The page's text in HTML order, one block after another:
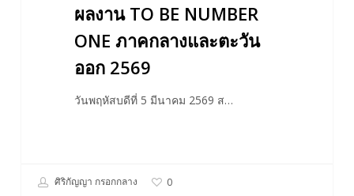
ผลงาน TO BE NUMBER
ONE ภาคกลางและตะวัน
ออก 2569
วันพฤหัสบดีที่ 5 มีนาคม 2569 ส…
ศิริกัญญา กรอกกลาง 0